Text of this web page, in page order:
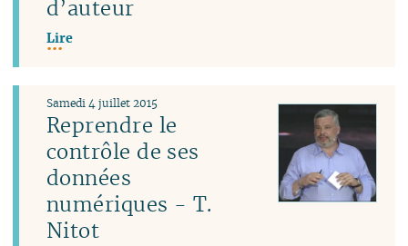
d’auteur
Lire
Reprendre le
contrôle de ses
données
numériques - T.
Nitot
Samedi 4 juillet 2015